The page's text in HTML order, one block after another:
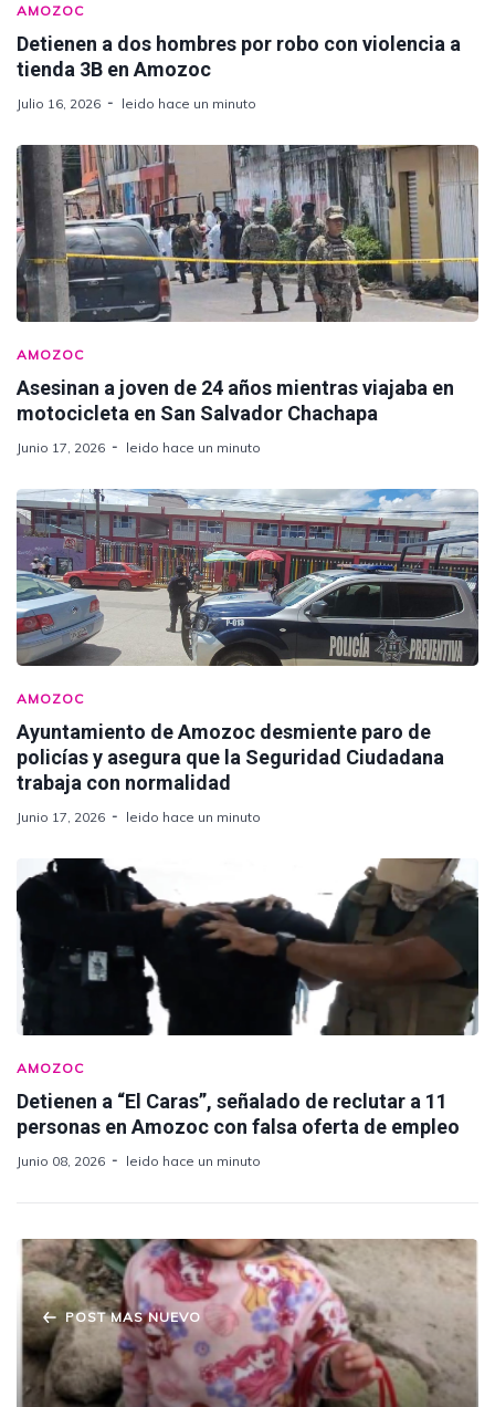
AMOZOC
Detienen a dos hombres por robo con violencia a
tienda 3B en Amozoc
Julio 16, 2026 leido hace un minuto
AMOZOC
Asesinan a joven de 24 años mientras viajaba en
motocicleta en San Salvador Chachapa
Junio 17, 2026 leido hace un minuto
AMOZOC
Ayuntamiento de Amozoc desmiente paro de
policías y asegura que la Seguridad Ciudadana
trabaja con normalidad
Junio 17, 2026 leido hace un minuto
AMOZOC
Detienen a “El Caras”, señalado de reclutar a 11
personas en Amozoc con falsa oferta de empleo
Junio 08, 2026 leido hace un minuto
POST MAS NUEVO
Localizadas : Madre e Hijas Desaparecidas
en Amozoc Regresan a Casa tras una